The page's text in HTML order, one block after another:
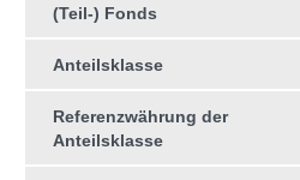
(Teil-) Fonds
Anteilsklasse
Referenzwährung der
Anteilsklasse